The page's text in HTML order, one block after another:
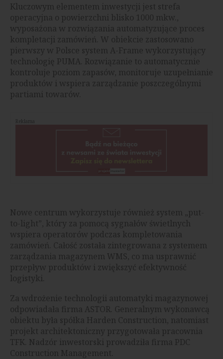
Kluczowym elementem inwestycji jest strefa
operacyjna o powierzchni blisko 1000 mkw.,
wyposażona w rozwiązania automatyzujące proces
kompletacji zamówień. W obiekcie zastosowano
pierwszy w Polsce system A-Frame wykorzystujący
technologię PUMA. Rozwiązanie to automatycznie
kontroluje poziom zapasów, monitoruje uzupełnianie
produktów i wspiera zarządzanie poszczególnymi
partiami towarów.
Reklama
Nowe centrum wykorzystuje również system „put-
to-light”, który za pomocą sygnałów świetlnych
wspiera operatorów podczas kompletowania
zamówień. Całość została zintegrowana z systemem
zarządzania magazynem WMS, co ma usprawnić
przepływ produktów i zwiększyć efektywność
logistyki.
Za wdrożenie technologii automatyki magazynowej
odpowiadała firma ASTOR. Generalnym wykonawcą
obiektu była spółka Harden Construction, natomiast
projekt architektoniczny przygotowała pracownia
TFK. Nadzór inwestorski prowadziła firma PDC
Construction Management.